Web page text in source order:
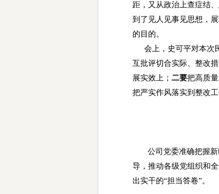
距，又从政治上查症结
到了见人见事见思想，
的目的。
会上，史可平对本次
互批评切合实际、整改
展实效上； 二要把高质
把严实作风落实到整改
公司党委准确把握
导，推动各级党组织和
出实干的“担当答卷”。